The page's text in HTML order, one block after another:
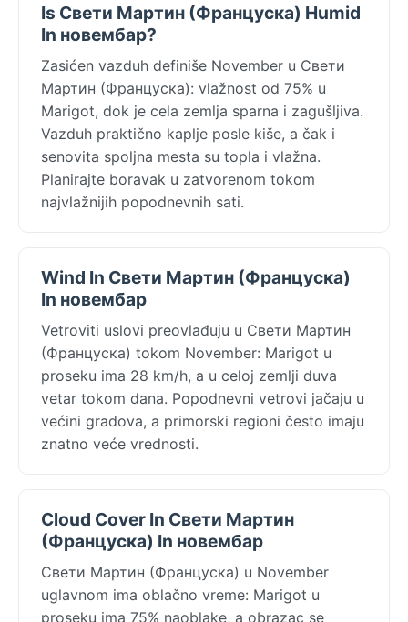
Is Свети Мартин (Француска) Humid
In новембар?
Zasićen vazduh definiše November u Свети
Мартин (Француска): vlažnost od 75% u
Marigot, dok je cela zemlja sparna i zagušljiva.
Vazduh praktično kaplje posle kiše, a čak i
senovita spoljna mesta su topla i vlažna.
Planirajte boravak u zatvorenom tokom
najvlažnijih popodnevnih sati.
Wind In Свети Мартин (Француска)
In новембар
Vetroviti uslovi preovlađuju u Свети Мартин
(Француска) tokom November: Marigot u
proseku ima 28 km/h, a u celoj zemlji duva
vetar tokom dana. Popodnevni vetrovi jačaju u
većini gradova, a primorski regioni često imaju
znatno veće vrednosti.
Cloud Cover In Свети Мартин
(Француска) In новембар
Свети Мартин (Француска) u November
uglavnom ima oblačno vreme: Marigot u
proseku ima 75% naoblake, a obrazac se